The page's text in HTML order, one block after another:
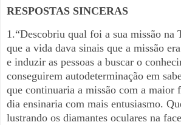
RESPOSTAS SINCERAS
1.“Descobriu qual foi a sua missão na
que a vida dava sinais que a missão
e induzir as pessoas a buscar o
conseguirem autodeterminação em
que continuaria a missão com a maior
dia ensinaria com mais entusiasmo.
lustrando os diamantes oculares na